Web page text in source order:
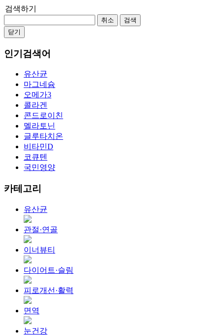
검색하기
취소
검색
닫기
인기검색어
유산균
마그네슘
오메가3
콜라겐
콘드로이친
멜라토닌
글루타치온
비타민D
코큐텐
국민영양
카테고리
유산균
관절·연골
이너뷰티
다이어트·슬림
피로개선·활력
면역
눈건강